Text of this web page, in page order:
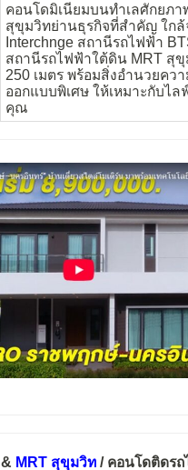
คอนโดมิเนียมบนทำเลศักยภา
สุขุมวิทย่านธุรกิจที่สำคัญ ใกล้
Interchnge สถานีรถไฟฟ้า
สถานีรถไฟฟ้าใต้ดิน MRT สุขุ
250 เมตร พร้อมสิ่งอำนวยคว
ออกแบบพิเศษ ให้เหมาะกับไล
คุณ
& MRT สุขุมวิท / คอนโดติดรถ